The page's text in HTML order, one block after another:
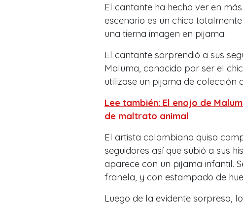
El cantante ha hecho ver en
escenario es un chico
una tierna imagen en pijama.
El cantante sorprendió a sus
Maluma, conocido por ser el
utilizase un pijama de colección
Lee también: El enojo de
de maltrato animal
El artista colombiano quiso
seguidores así que subió a sus
aparece con un pijama infantil.
franela, y con estampado de
Luego de la evidente sorpresa,